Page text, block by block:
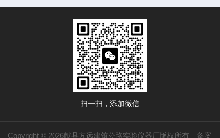
扫一扫，添加微信
Copyright © 2026献县方远建筑公路实验仪器厂版权所有 备案